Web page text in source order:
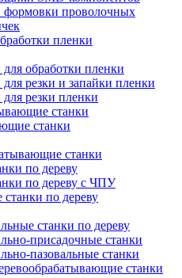
формовки проволочных
пленки
обработки пленки
резки и запайки пленки
резки пленки
станки
станки
станки
по дереву
по дереву с ЧПУ
по дереву
станки по дереву
присадочные станки
пазовальные станки
станки